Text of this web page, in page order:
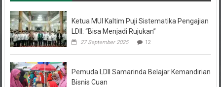
Ketua MUI Kaltim Puji Sistematika Pengajian
LDII: “Bisa Menjadi Rujukan”
27 September 2025 12
Pemuda LDII Samarinda Belajar Kemandirian
Bisnis Cuan